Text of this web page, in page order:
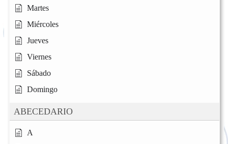
Martes
Miércoles
Jueves
Viernes
Sábado
Domingo
ABECEDARIO
A